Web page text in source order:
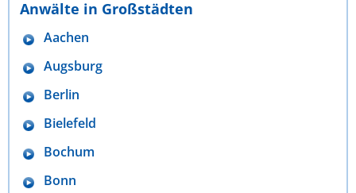
Anwälte in Großstädten
Aachen
Augsburg
Berlin
Bielefeld
Bochum
Bonn